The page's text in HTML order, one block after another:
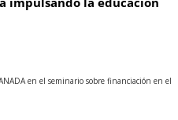
en el seminario sobre financiación en el